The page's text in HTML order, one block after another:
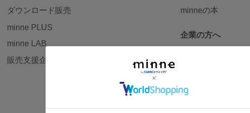
ダウンロード販売
minne PLUS
minne LAB
販売支援企画・イベント
minneの本
企業の方へ